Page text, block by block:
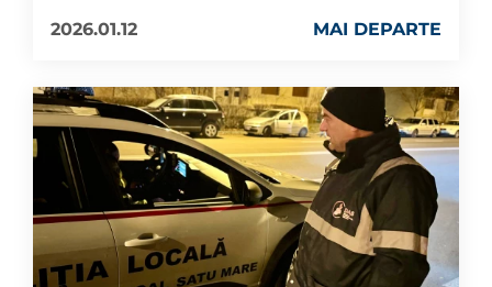
2026.01.12
MAI DEPARTE